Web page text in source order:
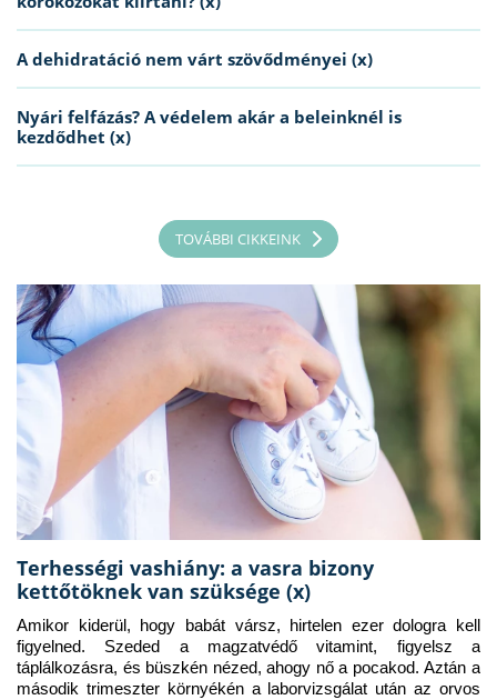
A dehidratáció nem várt szövődményei (x)
Nyári felfázás? A védelem akár a beleinknél is
kezdődhet (x)
TOVÁBBI CIKKEINK
Terhességi vashiány: a vasra bizony
kettőtöknek van szüksége (x)
Amikor kiderül, hogy babát vársz, hirtelen ezer dologra kell
figyelned. Szeded a magzatvédő vitamint, figyelsz a
táplálkozásra, és büszkén nézed, ahogy nő a pocakod. Aztán a
második trimeszter környékén a laborvizsgálat után az orvos